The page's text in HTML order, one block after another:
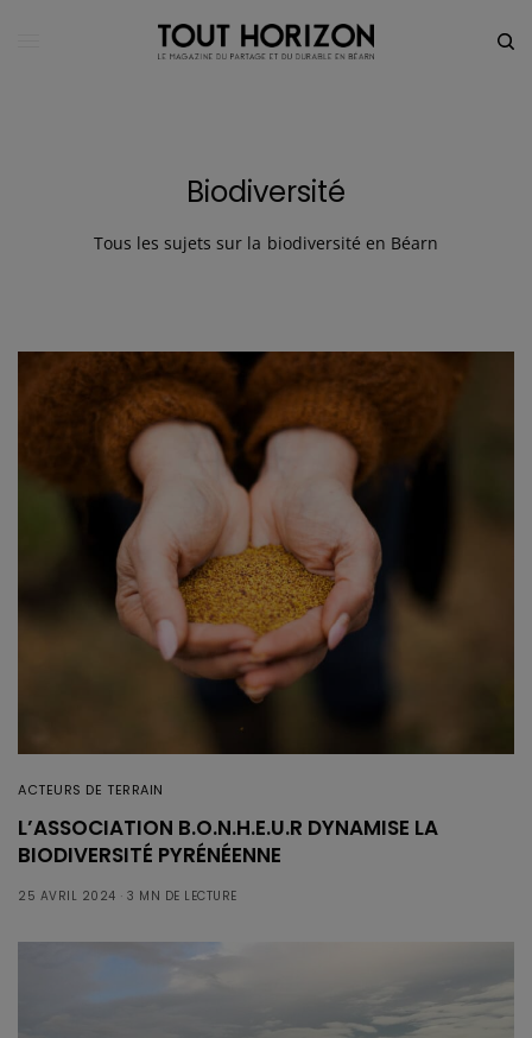
Biodiversité
Tous les sujets sur la biodiversité en Béarn
ACTEURS DE TERRAIN
L’ASSOCIATION B.O.N.H.E.U.R DYNAMISE LA
BIODIVERSITÉ PYRÉNÉENNE
25 AVRIL 2024 3 MN DE LECTURE